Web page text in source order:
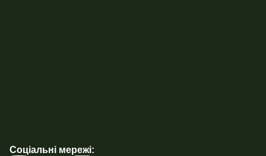
Соціальні мережі: